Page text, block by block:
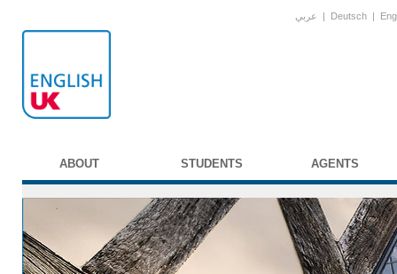
عربي | Deutsch |
ABOUT STUDENTS AGENTS